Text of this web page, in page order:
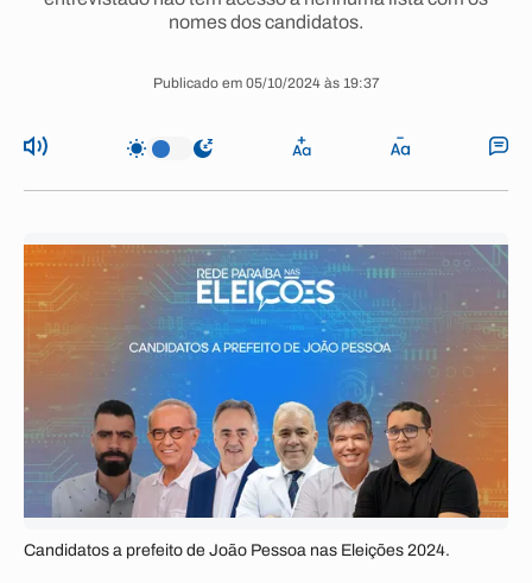
nomes dos candidatos.
Publicado em 05/10/2024 às 19:37
Candidatos a prefeito de João Pessoa nas Eleições 2024.